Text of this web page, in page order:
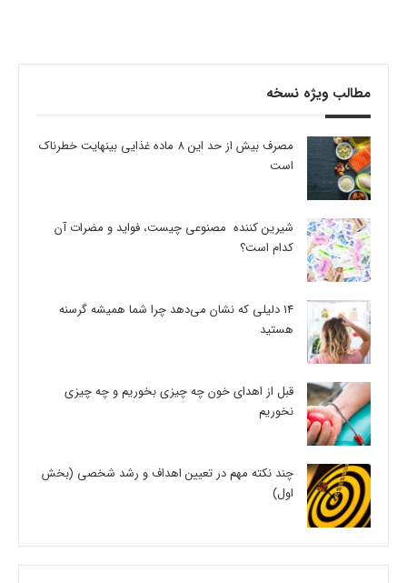
مطالب ویژه نسخه
مصرف بیش از حد این 8 ماده غذایی بینهایت خطرناک
است
شیرین کننده مصنوعی چیست، فواید و مضرات آن
کدام است؟
14 دلیلی که نشان می‌دهد چرا شما همیشه گرسنه
هستید
قبل از اهدای خون چه چیزی بخوریم و چه چیزی
نخوریم
چند نکته مهم در تعیین اهداف و رشد شخصی (بخش
اول)